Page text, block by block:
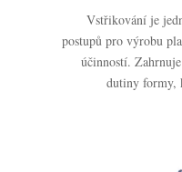
Vstřikování je
postupů pro výrobu
účinností.
dutiny formy,